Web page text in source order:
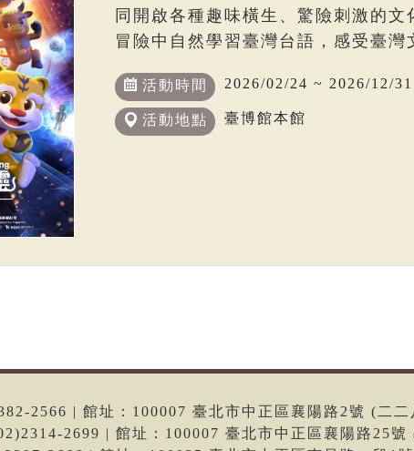
同開啟各種趣味橫生、驚險刺激的
冒險中自然學習臺灣台語，感受臺灣
活動時間 2026/02/24 ~ 2026/12/31
活動地點 臺博館本館
2566 | 館址：100007 臺北市中正區襄陽路2號 (二二
2699 | 館址：100007 臺北市中正區襄陽路25號